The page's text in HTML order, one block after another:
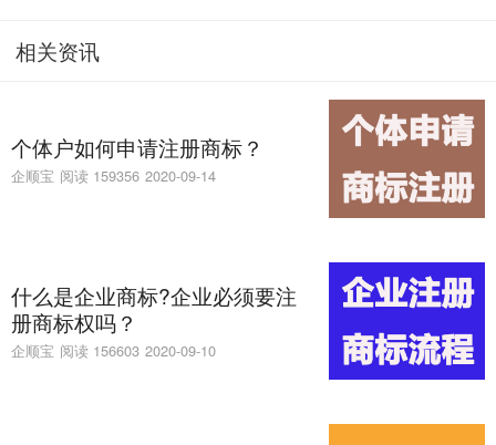
相关资讯
个体户如何申请注册商标？
企顺宝 阅读 159356 2020-09-14
什么是企业商标?企业必须要注
册商标权吗？
企顺宝 阅读 156603 2020-09-10